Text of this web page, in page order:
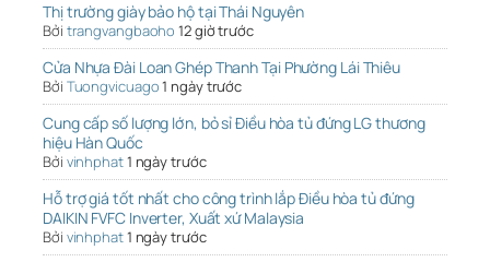
Thị trường giày bảo hộ tại Thái Nguyên
Bởi trangvangbaoho 12 giờ trước
Cửa Nhựa Đài Loan Ghép Thanh Tại Phường Lái Thiêu
Bởi Tuongvicuago1 ngày trước
Cung cấp số lượng lớn, bỏ sỉ Điều hòa tủ đứng LG thương
hiệu Hàn Quốc
Bởi vinhphat1 ngày trước
Hỗ trợ giá tốt nhất cho công trình lắp Điều hòa tủ đứng
DAIKIN FVFC Inverter, Xuất xứ Malaysia
Bởi vinhphat1 ngày trước